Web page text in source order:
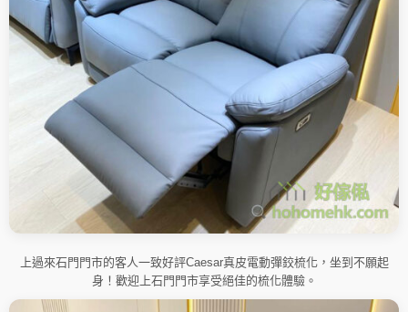
上過來石門門市的客人一致好評Caesar真皮電動彈鉸梳化，坐到不願起
身！歡迎上石門門市享受絕佳的梳化體驗。